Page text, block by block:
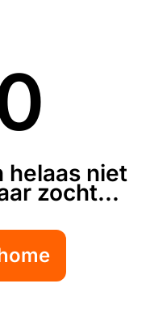
helaas niet
zocht...